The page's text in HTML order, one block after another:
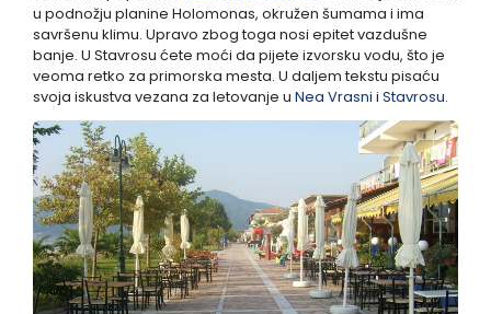
u podnožju planine Holomonas, okružen šumama i ima
savršenu klimu. Upravo zbog toga nosi epitet vazdušne
banje. U Stavrosu ćete moći da pijete izvorsku vodu, što je
veoma retko za primorska mesta. U daljem tekstu pisaću
svoja iskustva vezana za letovanje u Nea Vrasni i Stavrosu.